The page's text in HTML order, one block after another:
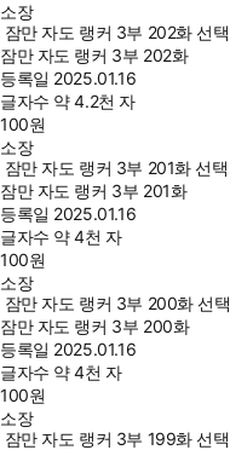
소장
잠만 자도 랭커 3부 202화 선택
잠만 자도 랭커 3부 202화
등록일 2025.01.16
글자수 약 4.2천 자
100원
소장
잠만 자도 랭커 3부 201화 선택
잠만 자도 랭커 3부 201화
등록일 2025.01.16
글자수 약 4천 자
100원
소장
잠만 자도 랭커 3부 200화 선택
잠만 자도 랭커 3부 200화
등록일 2025.01.16
글자수 약 4천 자
100원
소장
잠만 자도 랭커 3부 199화 선택